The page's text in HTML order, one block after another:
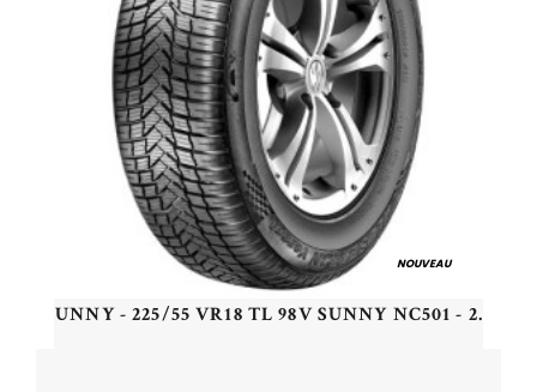
NOUVEAU
SUNNY - 225/55 VR18 TL 98V SUNNY NC501 - 2255518 - BCB